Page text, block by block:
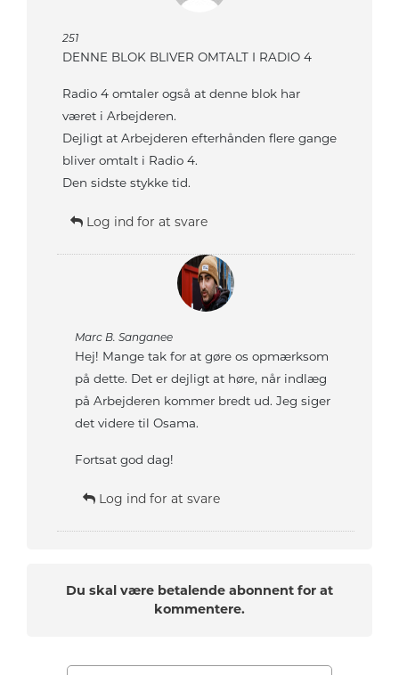
251
DENNE BLOK BLIVER OMTALT I RADIO 4
Radio 4 omtaler også at denne blok har
været i Arbejderen.
Dejligt at Arbejderen efterhånden flere gange
bliver omtalt i Radio 4.
Den sidste stykke tid.
Log ind for at svare
Marc B. Sanganee
Hej! Mange tak for at gøre os opmærksom
på dette. Det er dejligt at høre, når indlæg
på Arbejderen kommer bredt ud. Jeg siger
det videre til Osama.
Fortsat god dag!
Log ind for at svare
Du skal være betalende abonnent for at
kommentere.